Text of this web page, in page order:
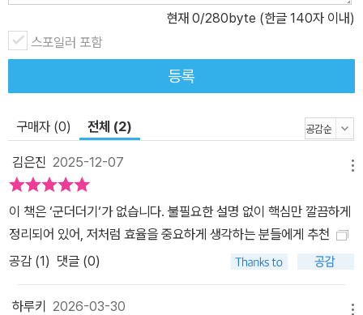
제의 핵심을 관통하는 해설 기출문제 학습의 포인트는 문제의 유형과
주제를 파악하고 익히는 것이기도 하지만, 앞으로 출제될 문제의 샘
플이기도 한 기출문제를 정확하게 학습하는 것입니다. 본서의 해설은
출제 주제에 대한 포괄적인 해설이 아니라, 해당 문제와 각 선택지를
학습의 포인트가 되는지 정확하게 파악할 수 있도록 하였습니다. 4.
기본서와의 연결 학습 본 교재는 기출문제집으로서의 완벽한 구성을
가지고 있으나, 해당 파트의 학습이 미진하다고 생각될 때에는 기본
서로 바로 학습할 수 있도록 각 주제의 2026 황철곤 행정학 기본서
페이지를 수록하여 학습에 도움이 되도록 준비하였습니다. 기출문제
는 결국 기본서의 내용을 다시 확인하는 과정이기도 하기 때문입니
다.
현재 0/280byte (한글 140자 이내)
스포일러 포함
등록
구매자 (0) 전체 (2)
김은진 2025-12-07
이 책은 ‘군더더기‘가 없습니다. 불필요한 설명 없이 핵심만 깔끔하게
정리되어 있어, 저처럼 효율을 중요하게 생각하는 분들에게 추천
공감 (1) 댓글 (0)
하루키 2026-03-30